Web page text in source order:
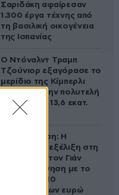
Σαριδάκη αφαίρεσαν
1.300 έργα τέχνης από
τη βασιλική οικογένεια
της Ισπανίας
Ο Ντόναλντ Τραμπ
Τζούνιορ εξαγόρασε το
μερίδιο της Κίμπερλι
Γκίλφοϊλ στην πολυτελή
έπαυλη των 13,6 εκατ.
δολαρίων
Αθηνά Ωνάση: Η
απρόσμενη εξέλιξη στη
διαμάχη με τον Γιάν
Τοπς – Η κίνηση με το
άλογο των 10
εκατομμυρίων ευρώ